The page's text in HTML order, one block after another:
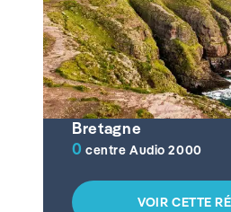
Bretagne
0 centre Audio 2000
VOIR CETTE